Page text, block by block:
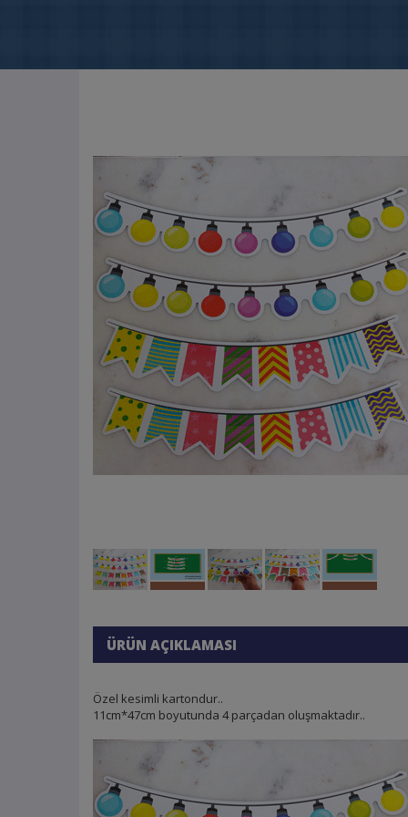
ÜRÜN AÇIKLAMASI
Özel kesimli kartondur..
11cm*47cm boyutunda 4 parçadan oluşmaktadır..